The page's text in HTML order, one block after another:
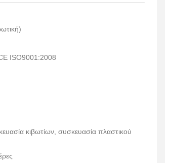
ISO9001:2008
κιβωτίων, συσκευασία πλαστικού